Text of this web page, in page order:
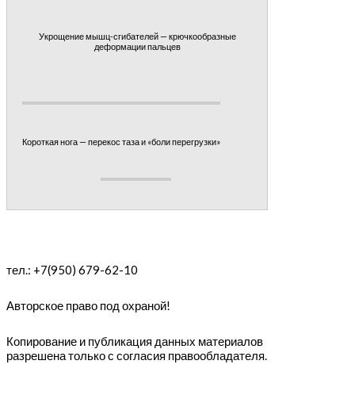
Укрощение мышц-сгибателей — крючкообразные
деформации пальцев
Короткая нога — перекос таза и «боли перегрузки»
тел.: +7(950) 679-62-10
Авторское право под охраной!
Копирование и публикация данных материалов
разрешена только с согласия правообладателя.